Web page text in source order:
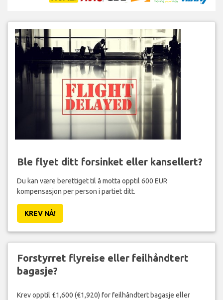
Ble flyet ditt forsinket eller kansellert?
Du kan være berettiget til å motta opptil 600 EUR
kompensasjon per person i partiet ditt.
KREV NÅ!
Forstyrret flyreise eller feilhåndtert
bagasje?
Krev opptil £1,600 (€1,920) for feilhåndtert bagasje eller